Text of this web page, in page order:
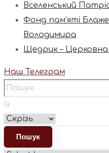
Вселенський
Фонд пам’яті
Володимира
Щедрик – Церковна
Наш Телеграм
із